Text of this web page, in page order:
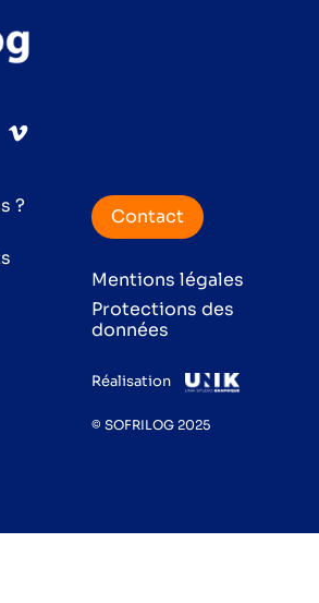
? Contact
Mentions légales
Protections des
données
Réalisation
© SOFRILOG 2025